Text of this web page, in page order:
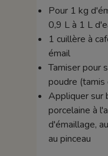
Pour 1 kg
0,9 L à 1 L
1 cuillère à
émail
Tamiser pour
poudre
Appliquer sur
porcelaine à
d'émaillage,
au pinceau